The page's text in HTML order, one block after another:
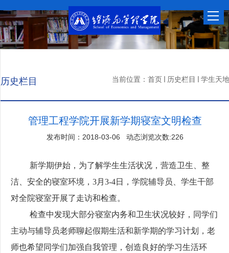
历史栏目 当前位置： 首页 历史栏目 学生天地
管理工程学院开展新学期寝室文明检查
发布时间：2018-03-06 动态浏览次数:226
新学期伊始，为了解学生生活状况，营造卫生、整
洁、安全的寝室环境， 3月 3-4日，学院辅导员、学生干部
对全院寝室开展了走访和检查。
检查中发现大部分寝室内务和卫生状况较好，同学们
主动与辅导员老师聊起假期生活和新学期的学习计划，老
师也希望同学们加强自我管理，创造良好的学习生活环